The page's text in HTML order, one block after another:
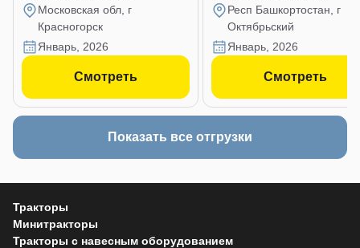
Московская обл, г
Красногорск
январь, 2026
Смотреть
Респ Башкортостан, г
Октябрьский
январь, 2026
Смотреть
Показать все отгрузки
Тракторы
Минитракторы
Тракторы с навесным оборудованием